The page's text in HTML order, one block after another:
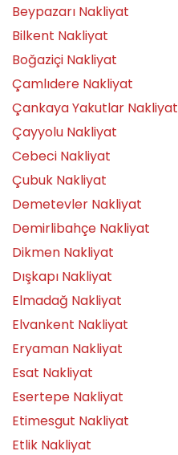
Beypazarı Nakliyat
Bilkent Nakliyat
Boğaziçi Nakliyat
Çamlıdere Nakliyat
Çankaya Yakutlar Nakliyat
Çayyolu Nakliyat
Cebeci Nakliyat
Çubuk Nakliyat
Demetevler Nakliyat
Demirlibahçe Nakliyat
Dikmen Nakliyat
Dışkapı Nakliyat
Elmadağ Nakliyat
Elvankent Nakliyat
Eryaman Nakliyat
Esat Nakliyat
Esertepe Nakliyat
Etimesgut Nakliyat
Etlik Nakliyat